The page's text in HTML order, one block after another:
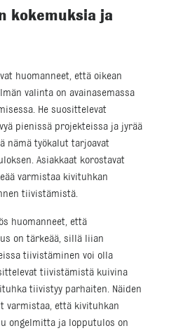
kokemuksia ja
huomanneet, että oikean
valinta on avainasemassa
He suosittelevat
pienissä projekteissa ja jyrää
nämä työkalut tarjoavat
Asiakkaat korostavat
varmistaa kivituhkan
tiivistämistä.
huomanneet, että
on tärkeää, sillä liian
tiivistäminen voi olla
tiivistämistä kuivina
tiivistyy parhaiten. Näiden
varmistaa, että kivituhkan
ongelmitta ja lopputulos on